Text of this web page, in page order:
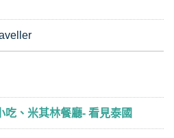
吃、米其林餐廳- 看見泰國